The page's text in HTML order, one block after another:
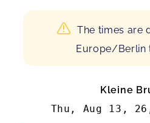
The times are
Europe/Berlin
Kleine
Thu, Aug 13, 26